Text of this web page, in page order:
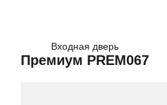
Входная дверь
Премиум PREM067